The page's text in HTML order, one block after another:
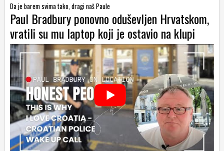
Da je barem svima tako, dragi naš Paule
Paul Bradbury ponovno oduševljen Hrvatskom,
vratili su mu laptop koji je ostavio na klupi